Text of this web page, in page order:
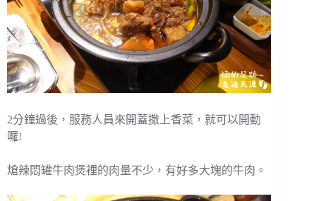
2分鐘過後，服務人員來開蓋撒上香菜，就可以開動
囉!
熗辣悶罐牛肉煲裡的肉量不少，有好多大塊的牛肉。